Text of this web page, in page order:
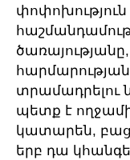
տրամադրելու
պետք է
կատարեն,
երբ դա